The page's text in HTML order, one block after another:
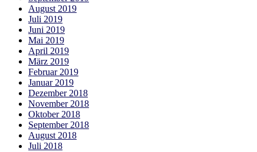
August 2019
Juli 2019
Juni 2019
Mai 2019
April 2019
März 2019
Februar 2019
Januar 2019
Dezember 2018
November 2018
Oktober 2018
September 2018
August 2018
Juli 2018